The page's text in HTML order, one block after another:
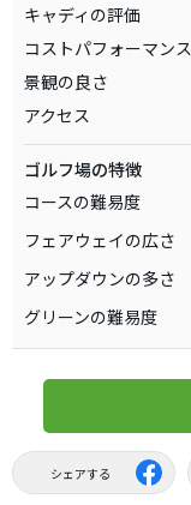
キャディの評価
コストパフォーマンス
景観の良さ
アクセス
ゴルフ場の特徴
コースの難易度
フェアウェイの広さ
アップダウンの多さ
グリーンの難易度
シェアする